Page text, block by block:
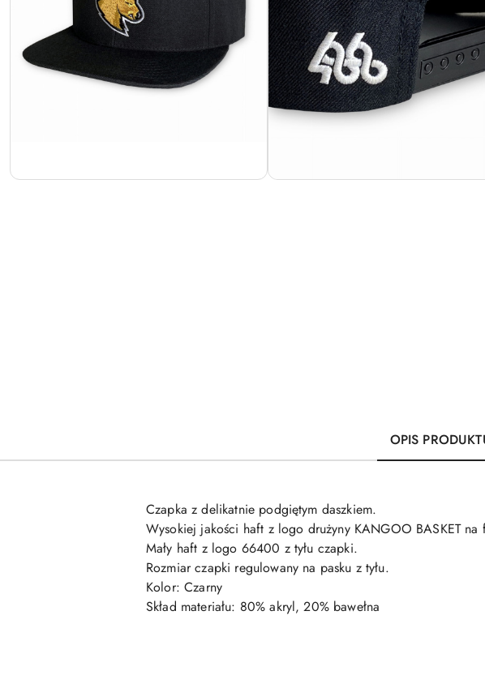
OPIS
Czapka z delikatnie podgiętym daszkiem.
Wysokiej jakości haft z logo drużyny KANGOO BASKET na
Mały haft z logo 66400 z tyłu czapki.
Rozmiar czapki regulowany na pasku z tyłu.
Kolor: Czarny
Skład materiału: 80% akryl, 20% bawełna